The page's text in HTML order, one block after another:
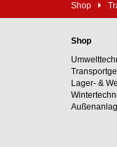
Shop
Shop
Lager- &